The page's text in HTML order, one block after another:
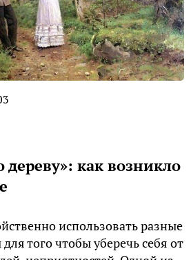
дереву»: как возникло
использовать разные
того чтобы уберечь себя от